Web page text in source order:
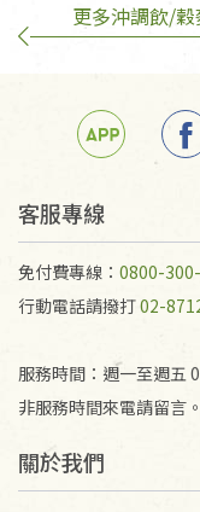
訂購手抄稿退貨
若未保持原包裝
任何折損、磨損
不接受退貨之手抄
代為結緣處理等
產生的運費100元/
更多沖調飲/
客服專線
免付費專線： 0800-
行動電話請撥打02-
服務時間：週一至週五
非服務時間來電請留言。
關於我們